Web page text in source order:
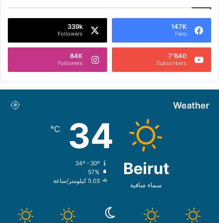
147K
Fans
339k
Followers
7٬640
Subscribers
84K
Followers
Weather
Beirut
سماء صافية
34
℃
34º - 30º
57%
5.03 كيلومتر/ساعة